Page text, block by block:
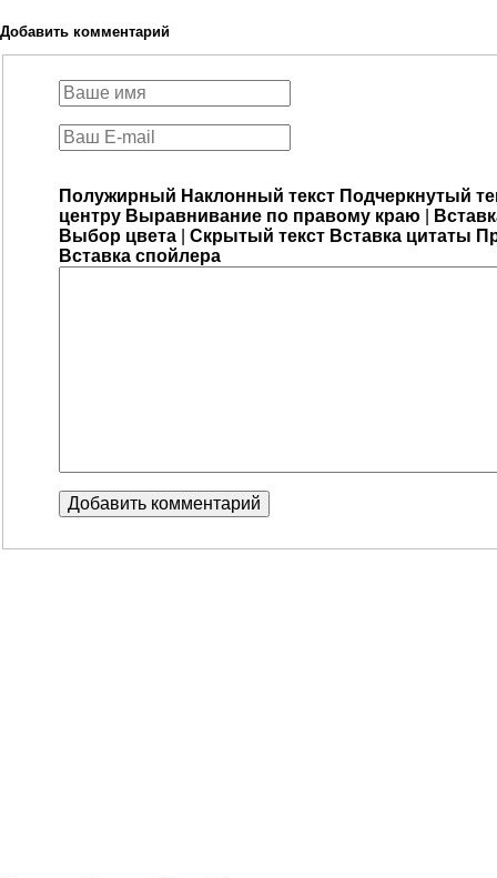
Добавить комментарий
Полужирный Наклонный текст Подчеркнутый
центру Выравнивание по правому краю
Выбор цвета
Скрытый текст Вставка цитаты
Вставка спойлера
Добавить комментарий